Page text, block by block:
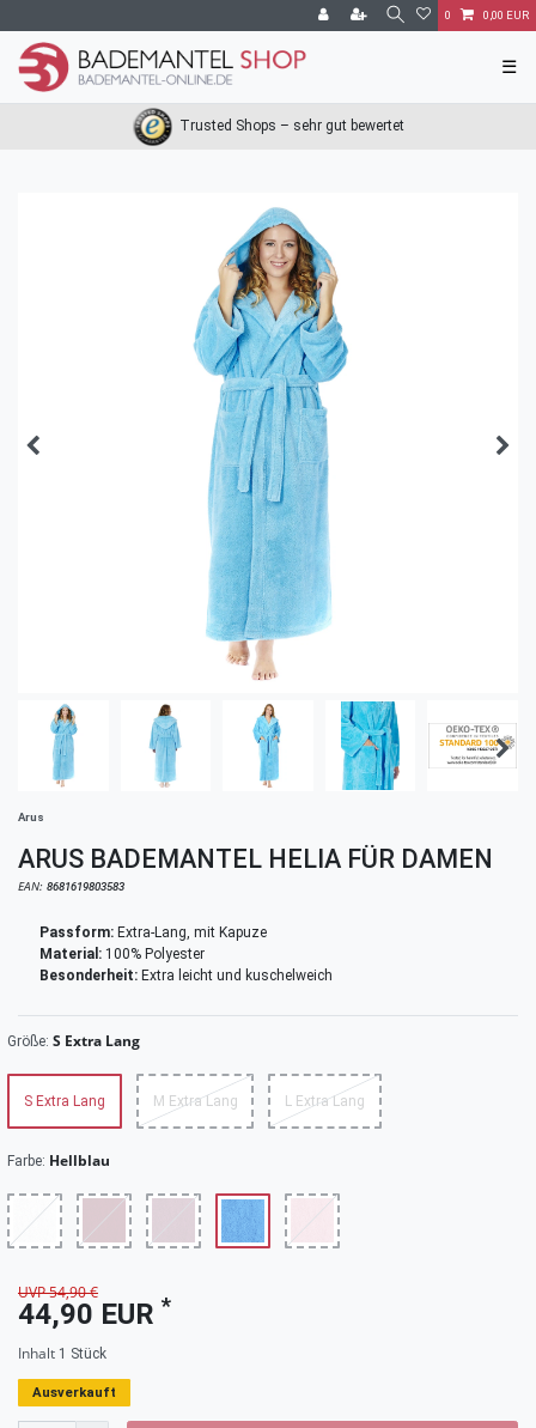
0 0,00 EUR
☰
Trusted Shops – sehr gut bewertet
Arus
ARUS BADEMANTEL HELIA FÜR DAMEN
EAN: 8681619803583
Passform: Extra-Lang, mit Kapuze
Material: 100% Polyester
Besonderheit: Extra leicht und kuschelweich
Größe: S Extra Lang
S Extra Lang M Extra Lang L Extra Lang
Farbe: Hellblau
UVP 54,90 €
44,90 EUR *
Inhalt 1 Stück
Ausverkauft